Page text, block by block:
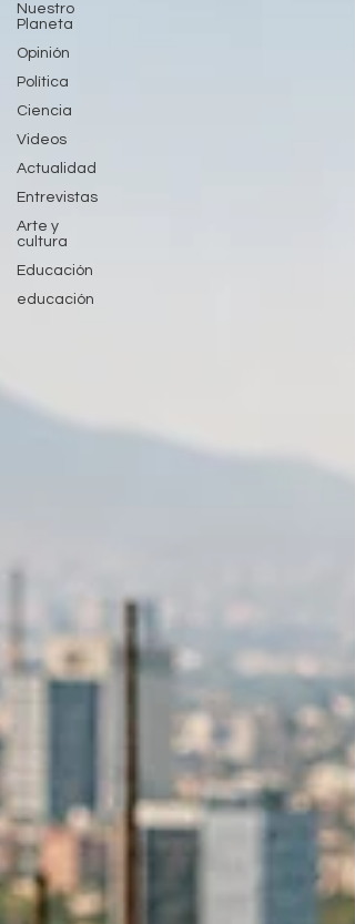
Nuestro
Planeta
Opinión
Política
Ciencia
Videos
Actualidad
Entrevistas
Arte y
cultura
Educación
educación